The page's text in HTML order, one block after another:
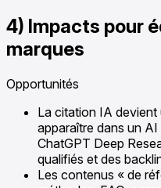
4) Impacts pour
marques
Opportunités
La citation IA devient
apparaître dans un
ChatGPT Deep
qualifiés et des
Les contenus « de